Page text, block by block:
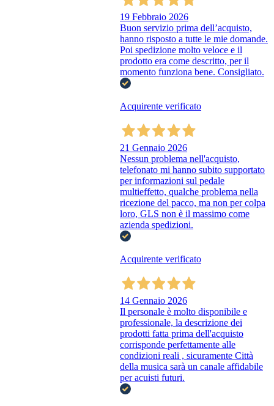
19 Febbraio 2026
Buon servizio prima dell’acquisto,
hanno risposto a tutte le mie domande.
Poi spedizione molto veloce e il
prodotto era come descritto, per il
momento funziona bene. Consigliato.
Acquirente verificato
21 Gennaio 2026
Nessun problema nell'acquisto,
telefonato mi hanno subito supportato
per informazioni sul pedale
multieffetto, qualche problema nella
ricezione del pacco, ma non per colpa
loro, GLS non è il massimo come
azienda spedizioni.
Acquirente verificato
14 Gennaio 2026
Il personale è molto disponibile e
professionale, la descrizione dei
prodotti fatta prima dell'acquisto
corrisponde perfettamente alle
condizioni reali , sicuramente Città
della musica sarà un canale affidabile
per acuisti futuri.